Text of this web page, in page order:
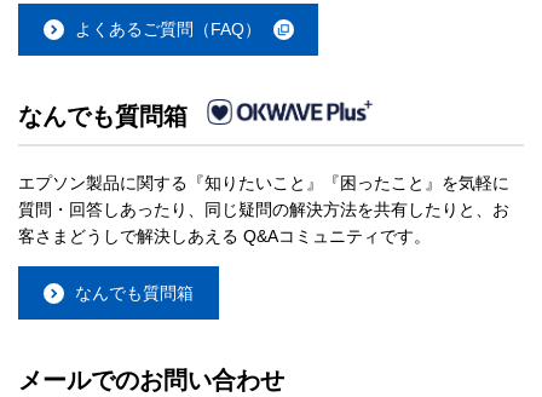
よくあるご質問（FAQ）
なんでも質問箱
エプソン製品に関する『知りたいこと』『困ったこと』を気軽に
質問・回答しあったり、同じ疑問の解決方法を共有したりと、お
客さまどうしで解決しあえる Q&Aコミュニティです。
なんでも質問箱
メールでのお問い合わせ